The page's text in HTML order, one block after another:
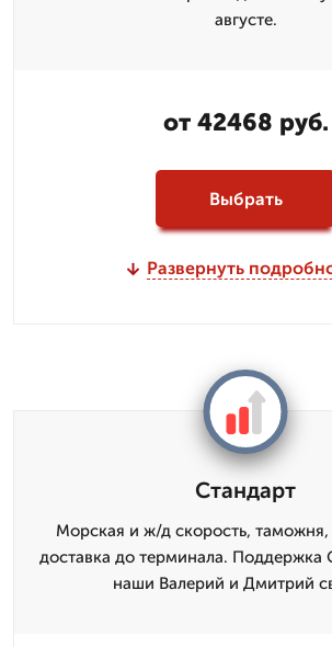
августе.
от 42468 руб.
Выбрать
Развернуть
Стандарт
Морская и ж/д скорость, таможня,
доставка до терминала. Поддержка
наши Валерий и Дмитpий